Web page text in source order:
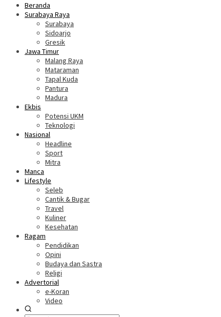
Beranda
Surabaya Raya
Surabaya
Sidoarjo
Gresik
Jawa Timur
Malang Raya
Mataraman
Tapal Kuda
Pantura
Madura
Ekbis
Potensi UKM
Teknologi
Nasional
Headline
Sport
Mitra
Manca
Lifestyle
Seleb
Cantik & Bugar
Travel
Kuliner
Kesehatan
Ragam
Pendidikan
Opini
Budaya dan Sastra
Religi
Advertorial
e-Koran
Video